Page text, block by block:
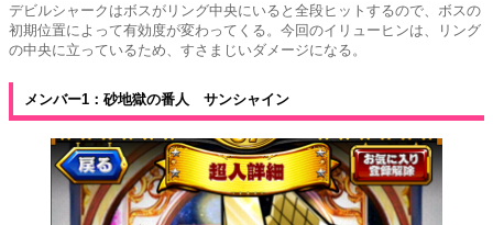
デビルシャークはボスがリング中央にいると全段ヒットするので、ボスの
初期位置によって有効度が変わってくる。今回のイリューヒンは、リング
の中央に立っているため、すさまじいダメージになる。
メンバー1：砂地獄の番人 サンシャイン